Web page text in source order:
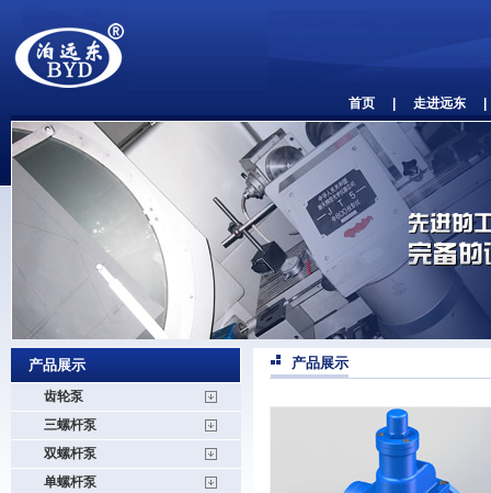
首页 走进远东
产品展示
齿轮泵
三螺杆泵
双螺杆泵
单螺杆泵
产品展示